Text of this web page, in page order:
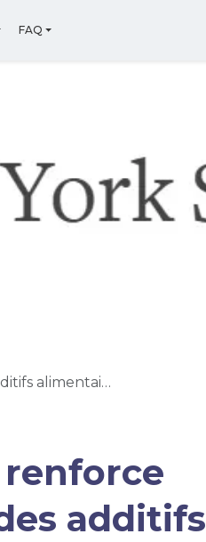
FAQ
alimentai…
renforce
additifs